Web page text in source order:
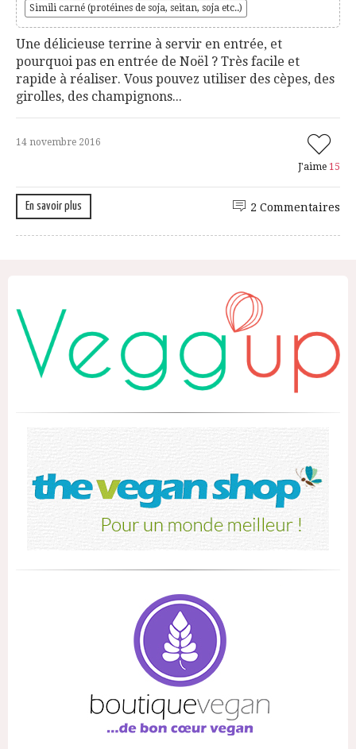
Simili carné (protéines de soja, seitan, soja etc..)
Une délicieuse terrine à servir en entrée, et
pourquoi pas en entrée de Noël ? Très facile et
rapide à réaliser. Vous pouvez utiliser des cèpes, des
girolles, des champignons...
14 novembre 2016
J'aime 15
En savoir plus 2 Commentaires